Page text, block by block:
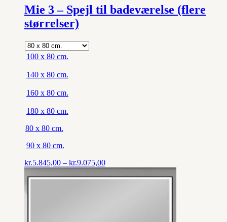
kr.12.305,00
Mie 3 – Spejl til badeværelse (flere
størrelser)
100 x 80 cm.
140 x 80 cm.
160 x 80 cm.
180 x 80 cm.
80 x 80 cm.
90 x 80 cm.
kr.5.845,00 – kr.9.075,00Prisinterval:
kr.5.845,00
til